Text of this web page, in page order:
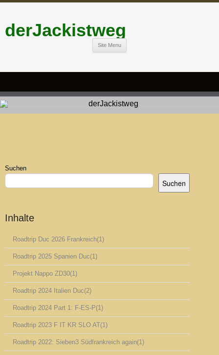
derJackistweg
Site Menu
Suchen
Suchen
Inhalte
Roadtrip Duc 2026 Frankreich(1)
Roadtrip 2025 Spanien Duc(1)
Projekt Nappo ZD30(1)
Roadtrip 2024 Italien Duc(2)
Roadtrip 2024 Part 1: F-ES-P(1)
Roadtrip 2023 F IT KR SLO AT(1)
Roadtrip 2022: Sieben3 Südfrankreich again(1)